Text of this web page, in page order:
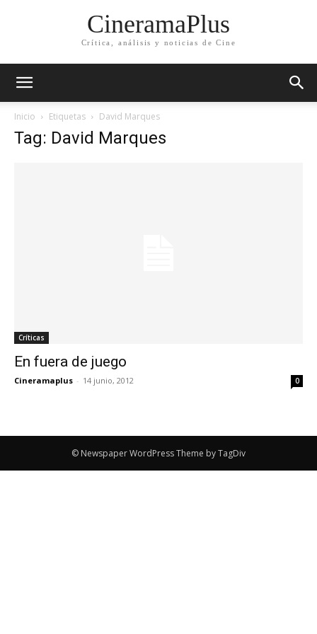
CineramaPlus
Crítica, análisis y noticias de Cine
Inicio Etiquetas David Marques
Tag: David Marques
Críticas
En fuera de juego
Cineramaplus - 14 junio, 2012 0
© Newspaper WordPress Theme by TagDiv